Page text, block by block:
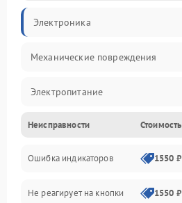
Электроника
Механические повреждения
Электропитание
Механика
Аккумулятор
Работа системы
Неисправности Стоимость
Ошибка индикаторов 1550 ₽
Не реагирует на кнопки 1550 ₽